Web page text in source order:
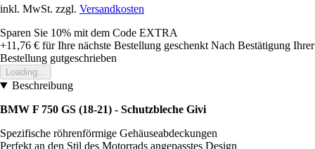
inkl. MwSt. zzgl. Versandkosten
Sparen Sie 10% mit dem Code EXTRA
+11,76 € für Ihre nächste Bestellung geschenkt Nach Bestätigung Ihrer
Bestellung gutgeschrieben
Loading...
Beschreibung
BMW F 750 GS (18-21) - Schutzbleche Givi
Spezifische röhrenförmige Gehäuseabdeckungen
Perfekt an den Stil des Motorrads angepasstes Design